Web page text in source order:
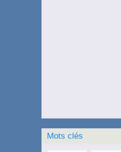
Mots clés